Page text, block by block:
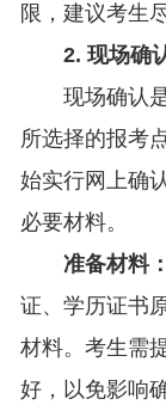
限，建议考生
2. 现场确
现场确认
所选择的报考
始实行网上确
必要材料。
准备材料：
证、学历证书
材料。考生需
好，以免影响